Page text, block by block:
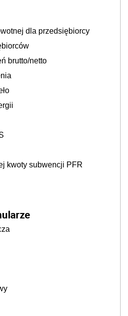
dla przedsiębiorcy
brutto/netto
kwoty subwencji PFR